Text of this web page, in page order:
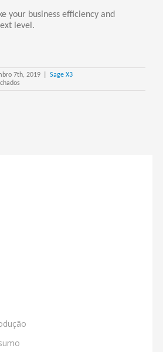
your business efficiency and
level.
7th, 2019
Sage X3
em